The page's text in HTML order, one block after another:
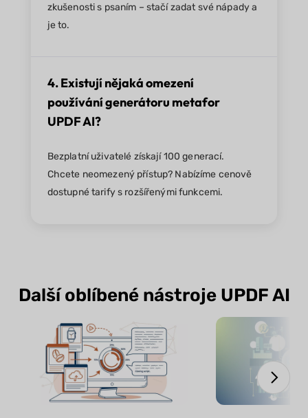
zkušenosti s psaním – stačí zadat své nápady a
je to.
4. Existují nějaká omezení
používání generátoru metafor
UPDF AI?
Bezplatní uživatelé získají 100 generací.
Chcete neomezený přístup? Nabízíme cenově
dostupné tarify s rozšířenými funkcemi.
Další oblíbené nástroje UPDF AI